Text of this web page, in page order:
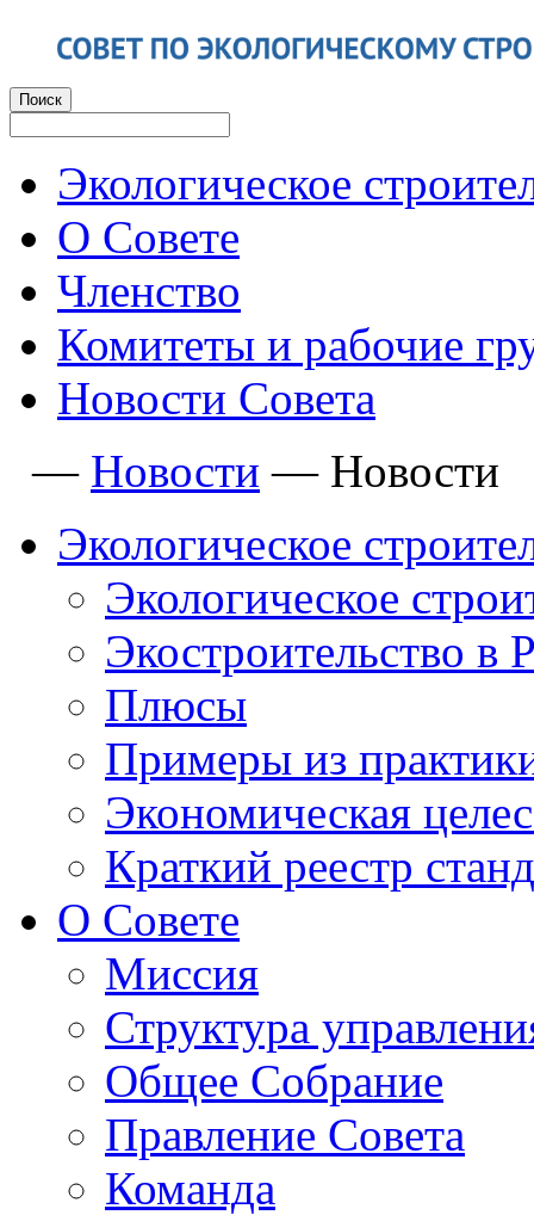
Экологическое
О Совете
Членство
Комитеты и рабочие
Новости Совета
— Новости — Новости
Экологическое
Экологическое
Экостроительство в
Плюсы
Примеры из
Экономическая
Краткий реестр
О Совете
Миссия
Структура
Общее Собрание
Правление Совета
Команда